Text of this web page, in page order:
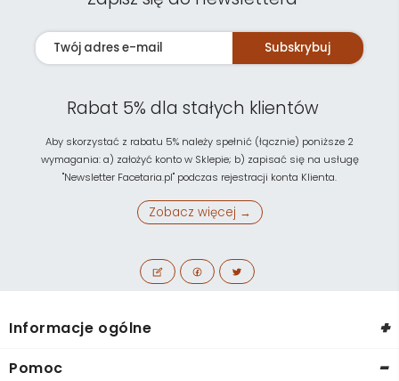
Subskrybuj
Rabat 5% dla stałych klientów
Aby skorzystać z rabatu 5% należy spełnić (łącznie) poniższe 2
wymagania: a) założyć konto w Sklepie; b) zapisać się na usługę
"Newsletter Facetaria.pl" podczas rejestracji konta Klienta.
Zobacz więcej →
Informacje ogólne +
Pomoc -